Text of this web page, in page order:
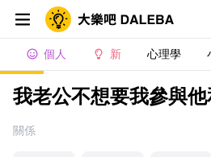
個人 新 心理學
我老公不想要我參與
關係